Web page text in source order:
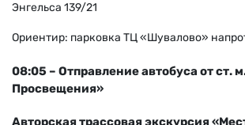
Энгельса 139/21
Ориентир: парковка ТЦ «Шувалово»
08:05 – Отправление автобуса от ст.
Просвещения»
Авторская трассовая экскурсия